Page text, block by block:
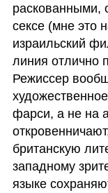
раскованными,
сексе (мне это
израильский
линия отлично
Режиссер
фарси, а не на
британскую
западному
языке